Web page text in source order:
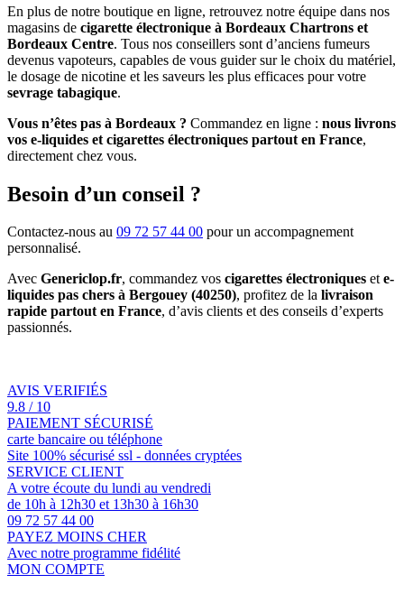
En plus de notre boutique en ligne, retrouvez notre équipe dans nos
magasins de cigarette électronique à Bordeaux Chartrons et
Bordeaux Centre. Tous nos conseillers sont d’anciens fumeurs
devenus vapoteurs, capables de vous guider sur le choix du matériel,
le dosage de nicotine et les saveurs les plus efficaces pour votre
sevrage tabagique.
Vous n’êtes pas à Bordeaux ? Commandez en ligne : nous livrons
vos e-liquides et cigarettes électroniques partout en France,
directement chez vous.
Besoin d’un conseil ?
Contactez-nous au 09 72 57 44 00 pour un accompagnement
personnalisé.
Avec Genericlop.fr, commandez vos cigarettes électroniques ete-
liquides pas chers à Bergouey (40250), profitez de la livraison
rapide partout en France, d’avis clients et des conseils d’experts
passionnés.
AVIS VERIFIÉS
9.8 / 10
PAIEMENT SÉCURISÉ
carte bancaire ou téléphone
Site 100% sécurisé ssl - données cryptées
SERVICE CLIENT
A votre écoute du lundi au vendredi
de 10h à 12h30 et 13h30 à 16h30
09 72 57 44 00
PAYEZ MOINS CHER
Avec notre programme fidélité
MON COMPTE